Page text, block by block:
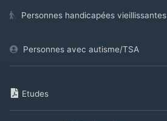
Personnes handicapées vieillissantes
Personnes avec autisme/TSA
Etudes